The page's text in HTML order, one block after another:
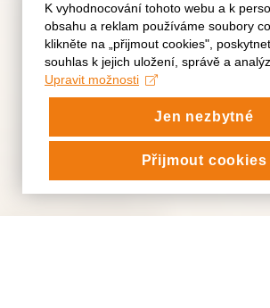
K vyhodnocování tohoto webu a k
obsahu a reklam používáme soubory
klikněte na „přijmout cookies",
souhlas k jejich uložení, správě a
Upravit možnosti
Jen nezbytné
Přijmout cookies